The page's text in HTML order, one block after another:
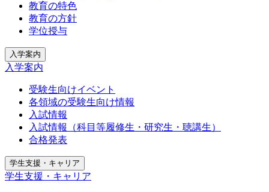
教育の特色
教育の方針
学位授与
入学案内
入学案内
受験生向けイベント
各領域の受験生向け情報
入試情報
入試情報（科目等履修生・研究生・聴講生）
合格発表
学生支援・キャリア
学生支援・キャリア